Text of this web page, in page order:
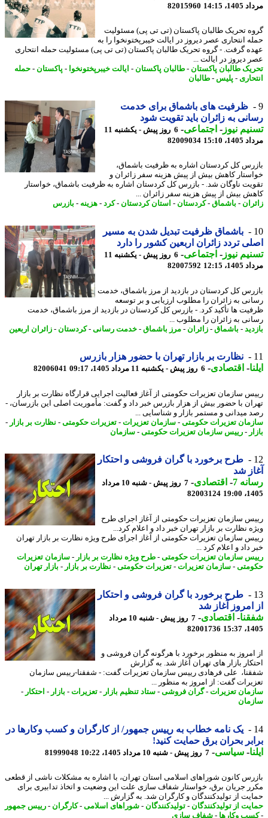
14:15
82015960
تحریک طالبان پاکستان (تی تی پی) مسئولیت
انتحاری عصر دیروز در ایالت خیبرپختونخوا را به
گرفت. - گروه تحریک طالبان پاکستان (تی تی پی) مسئولیت حمله انتحاری
دیروز در ایالت ...
طالبان پاکستان-طالبان پاکستان-ایالت خیبرپختونخوا-پاکستان-حمله
- پلیس-طالبان
ظرفیت های باشماق برای خدمت
به زائران باید تقویت شود
نیوز-اجتماعی-
6 روز پیش - یکشنبه 11
15:10
82009034
کل کردستان اشاره به ظرفیت باشماق،
کاهش بیش از پیش هزینه سفر زائران و
ناوگان شد. - بازرس کل کردستان اشاره به ظرفیت باشماق، خواستار
بیش از پیش هزینه سفر زائران ...
- باشماق-کردستان-استان کردستان-کرد-هزینه- بازرس
باشماق ظرفیت تبدیل شدن به مسیر
تردد زائران اربعین کشور را دارد
نیوز-اجتماعی-
6 روز پیش - یکشنبه 11
12:15
82007592
کل کردستان در بازدید از مرز باشماق، خدمت
به زائران را مطلوب ارزیابی و بر توسعه
ها تأکید کرد. - بازرس کل کردستان در بازدید از مرز باشماق، خدمت
به زائران را مطلوب ...
-باشماق-زائران- مرز باشماق-خدمت رسانی-کردستان-زائران اربعین
نظارت بر بازار تهران با حضور هزار بازرس
-اقتصادی-6 روز پیش - یکشنبه 11 مرداد 1405، 09:17 82006041
سازمان تعزیرات حکومتی از آغاز فعالیت اجرایی قرارگاه نظارت بر بازار
با حضور بیش از هزار بازرس خبر داد و گفت: مأموریت اصلی این بازرسان، -
میدانی و مستمر بازار و شناسایی ...
تعزیرات حکومتی-سازمان تعزیرات- تعزیرات حکومتی-نظارت بر بازار -
- رییس سازمان تعزیرات حکومتی-سازمان
طرح برخورد با گران فروشی و احتکار
شد
7
-اقتصادی-
7 روز پیش - شنبه 10 مرداد
82003124
سازمان تعزیرات حکومتی از آغاز اجرای طرح
نظارت بر بازار تهران خبر داد و اعلام کرد...
سازمان تعزیرات حکومتی از آغاز اجرای طرح ویژه نظارت بر بازار تهران
داد و اعلام کرد ...
سازمان تعزیرات حکومتی-طرح ویژه نظارت بر بازار - سازمان تعزیرات
-سازمان تعزیرات- تعزیرات حکومتی-نظارت بر بازار - بازار تهران
طرح برخورد با گران فروشی و احتکار
آغاز شد
-اقتصادی-
7 روز پیش - شنبه 10 مرداد
82001736
به منظور برخورد با هرگونه گران فروشی و
بازار های تهران آغاز شد. به گزارش
علی فرهادی رییس سازمان تعزیرات گفت: - شفقنا-رییس سازمان
گفت: از امروز به منظور ...
تعزیرات- گران فروشی-ستاد تنظیم بازار - تعزیرات- بازار - احتکار-
یک نامه خطاب به رییس جمهور/ از کارگران و کسب وکارها در
بحران برق حمایت کنید!
-سیاسی-7 روز پیش - شنبه 10 مرداد 1405، 10:22 81999048
کانون شوراهای اسلامی استان تهران، با اشاره به مشکلات ناشی از قطعی
جریان برق، خواستار شفاف سازی علت این وضعیت و اتخاذ تدابیری برای
از تولیدکنندگان و کارگران شد. به گزارش ...
از تولیدکنندگان-تولیدکنندگان-شوراهای اسلامی-کارگران-
رییس جمهور
وکارها- شفاف سازی